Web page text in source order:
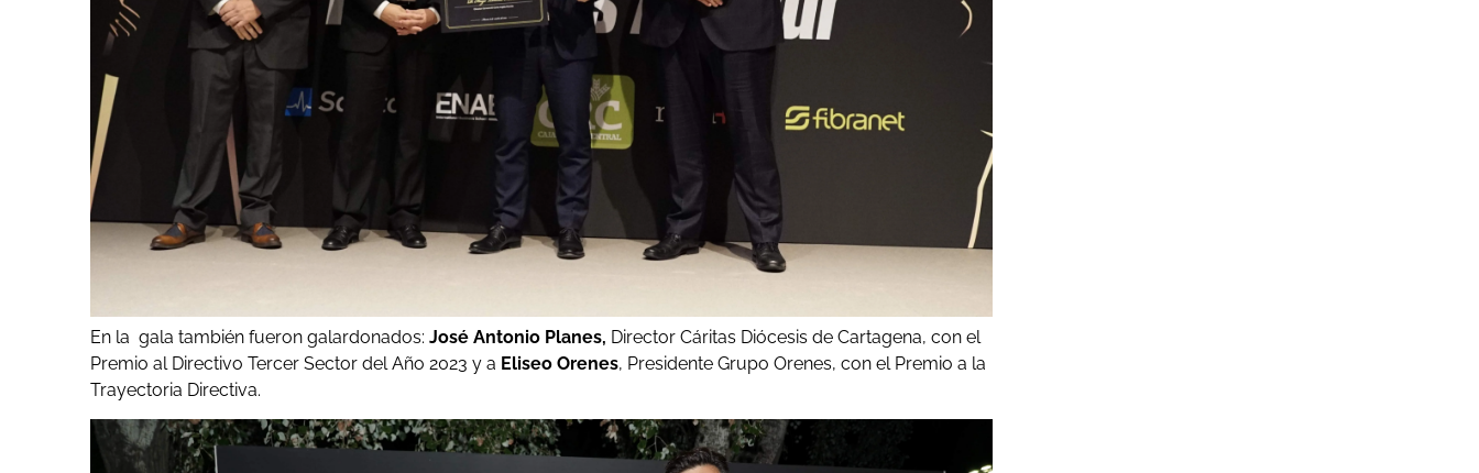
En la gala también fueron galardonados: José Antonio Planes, Director Cáritas Diócesis de Cartagena, con el
Premio al Directivo Tercer Sector del Año 2023 y a Eliseo Orenes, Presidente Grupo Orenes, con el Premio a la
Trayectoria Directiva.